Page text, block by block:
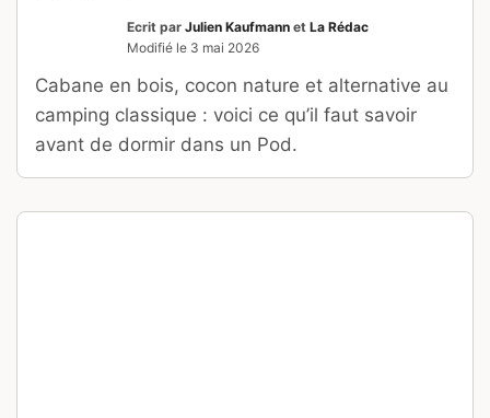
Ecrit par Julien Kaufmann et La Rédac
Modifié le 3 mai 2026
Cabane en bois, cocon nature et alternative au
camping classique : voici ce qu’il faut savoir
avant de dormir dans un Pod.